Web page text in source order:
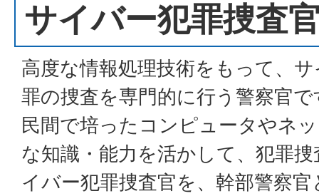
サイバー犯罪捜査
高度な情報処理技術をもって、
罪の捜査を専門的に行う警察官で
民間で培ったコンピュータやネ
な知識・能力を活かして、犯罪
イバー犯罪捜査官を、幹部警察